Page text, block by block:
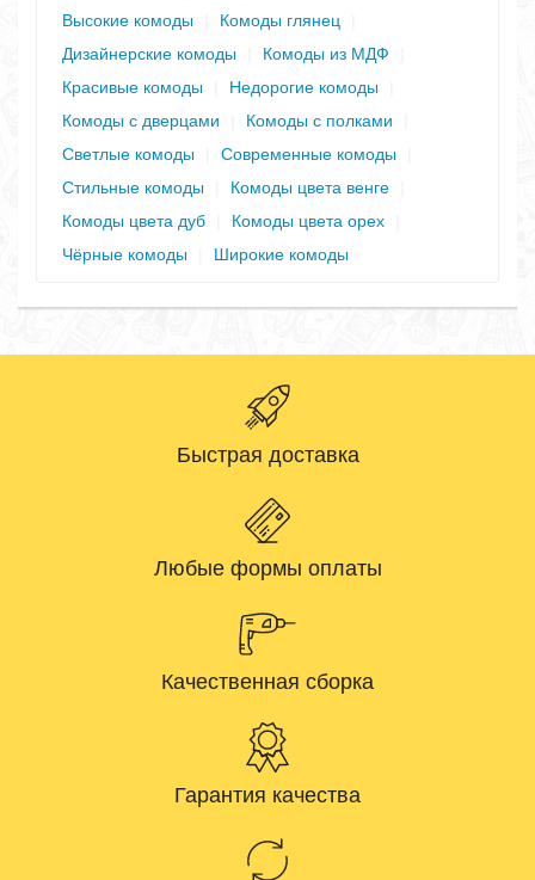
Высокие комоды
Комоды глянец
Дизайнерские комоды
Комоды из МДФ
Красивые комоды
Недорогие комоды
Комоды с дверцами
Комоды с полками
Светлые комоды
Современные комоды
Стильные комоды
Комоды цвета венге
Комоды цвета дуб
Комоды цвета орех
Чёрные комоды
Широкие комоды
Быстрая доставка
Любые формы оплаты
Качественная сборка
Гарантия качества